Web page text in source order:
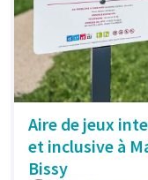
Aire de jeux
et inclusive à
Bissy